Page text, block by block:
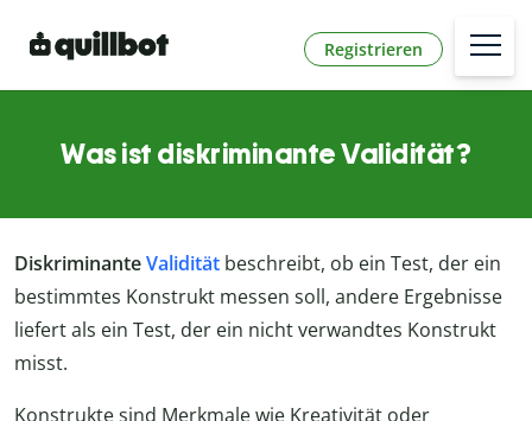
Registrieren
Was ist diskriminante Validität?
DiskriminanteValidität beschreibt, ob ein Test, der ein
bestimmtes Konstrukt messen soll, andere Ergebnisse
liefert als ein Test, der ein nicht verwandtes Konstrukt
misst.
Konstrukte sind Merkmale wie Kreativität oder